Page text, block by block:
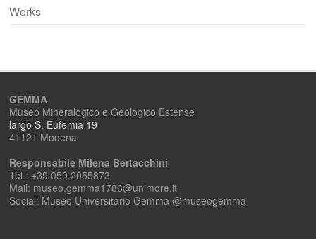
Works
GEMMA
Museo Mineralogico e Geologico Estense
largo S. Eufemia 19
41121 Modena
Responsabile Milena Bertacchini
Tel.: +39 059.2055873
Mail: museo.gemma1786@unimore.it
Social: Museo Universitario Gemma @museogemma